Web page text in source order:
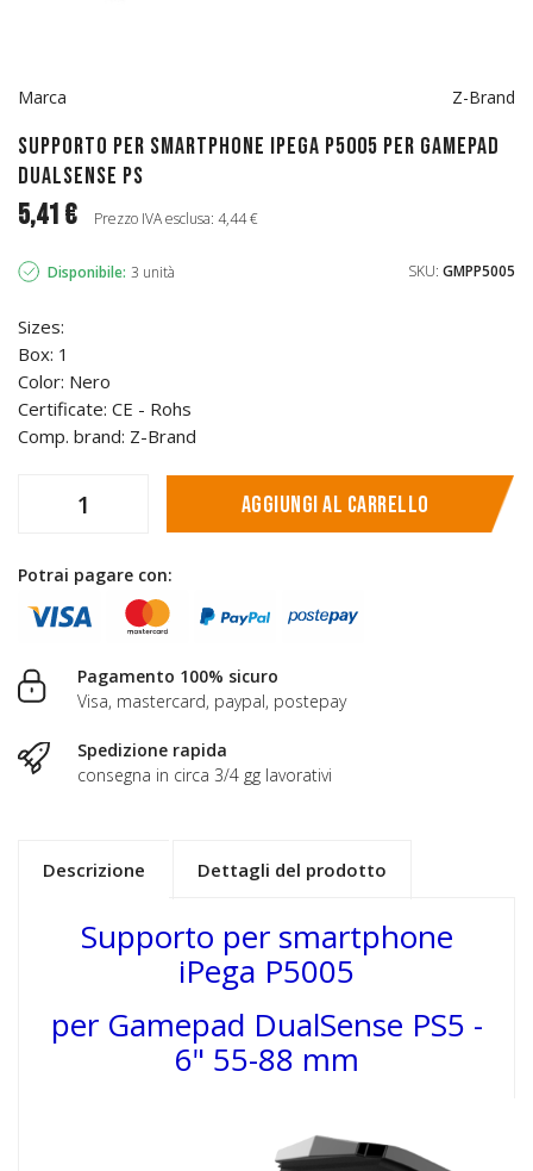
Marca Z-Brand
Supporto per smartphone iPega P5005 per Gamepad
DualSense PS
5,41 € Prezzo IVA esclusa: 4,44 €
Disponibile: 3 unità SKU: GMPP5005
Sizes:
Box: 1
Color: Nero
Certificate: CE - Rohs
Comp. brand: Z-Brand
Aggiungi al carrello
Potrai pagare con:
Pagamento 100% sicuro
Visa, mastercard, paypal, postepay
Spedizione rapida
consegna in circa 3/4 gg lavorativi
Descrizione Dettagli del prodotto
Supporto per smartphone
iPega P5005
per Gamepad DualSense PS5 -
6" 55-88 mm